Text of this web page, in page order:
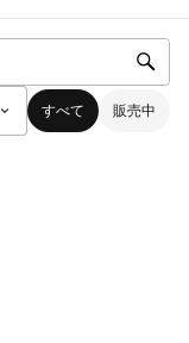
すべて 販売中